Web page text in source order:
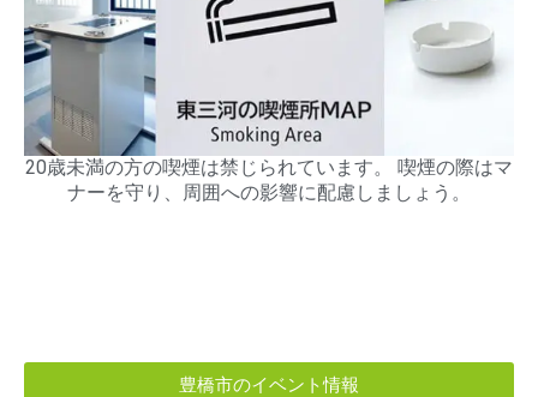
20歳未満の方の喫煙は禁じられています。 喫煙の際はマ
ナーを守り、周囲への影響に配慮しましょう。
豊橋市のイベント情報